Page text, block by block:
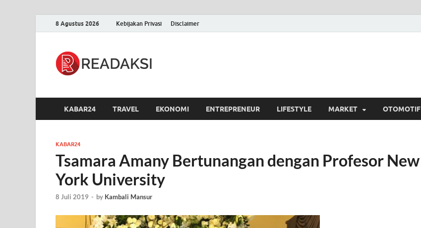
8 Agustus 2026 Kebijakan Privasi Disclaimer
KABAR24 TRAVEL EKONOMI ENTREPRENEUR LIFESTYLE MARKET OTOMOTIF
KABAR24
Tsamara Amany Bertunangan dengan Profesor New
York University
8 Juli 2019 - by Kambali Mansur